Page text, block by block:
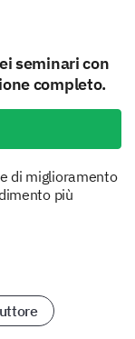
seminari con
completo.
di miglioramento
più